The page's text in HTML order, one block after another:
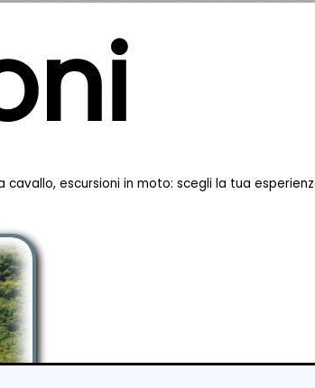
escursioni in moto: scegli la tua